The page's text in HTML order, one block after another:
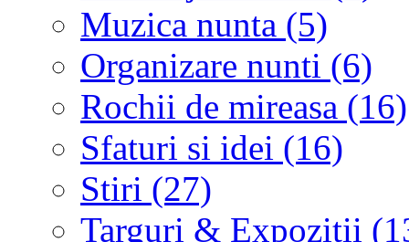
Muzica nunta (5)
Organizare nunti (6)
Rochii de mireasa (16)
Sfaturi si idei (16)
Stiri (27)
Targuri & Expozitii